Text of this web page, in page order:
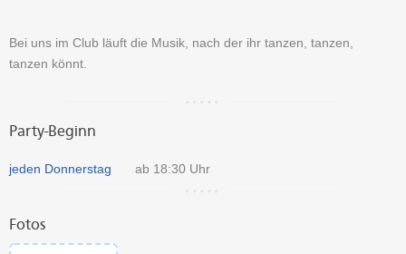
Bei uns im Club läuft die Musik, nach der ihr tanzen, tanzen,
tanzen könnt.
Party-Beginn
jeden Donnerstag ab 18:30 Uhr
Fotos